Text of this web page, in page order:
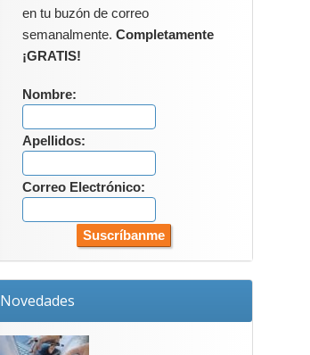
en tu buzón de correo
semanalmente. Completamente
¡GRATIS!
Nombre:
Apellidos:
Correo Electrónico:
Novedades